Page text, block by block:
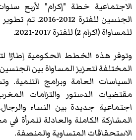
الاجتماعية خطة "إكرام" لأربع
الجنسين للفترة
للمساواة (اكرام 2) للفترة 2017-2021.
وتوفر هذه الخطط الحكومية إطارًا
المختلفة لتعزيز المساواة بين
السياسات العامة وبرامج
مقتضيات الدستور والتزامات
اجتماعية جديدة بين النساء
المشاركة الكاملة والعادلة للمرأة
الاستحقاقات المتساوية والمنصفة.